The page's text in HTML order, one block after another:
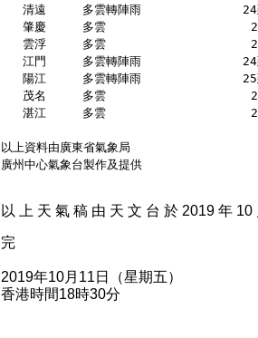
清遠     多雲轉陣雨
肇慶     多雲
雲浮     多雲
江門     多雲轉陣雨
陽江     多雲轉陣雨
茂名     多雲
湛江     多雲
以上資料由廣東省氣象局
廣州中心氣象台製作及提供
以 上 天 氣 稿 由 天 文 台 於 2019 年
完
2019年10月11日（星期五）
香港時間18時30分